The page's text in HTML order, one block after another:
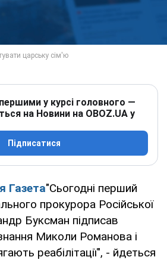
у курсі головного —
на Новини на OBOZ.UA у
Підписатися
Газета"Сьогодні перший
прокурора Російської
Буксман підписав
Миколи Романова і
реабілітації", - йдеться